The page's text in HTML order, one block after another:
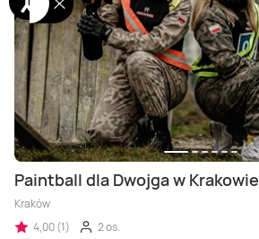
Paintball dla Dwojga w Krakowie
Kraków
4,00 (1)
2 os.